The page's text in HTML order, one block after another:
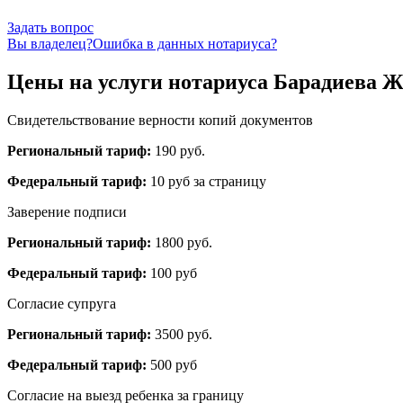
Задать вопрос
Вы владелец?Ошибка в данных нотариуса?
Цены на услуги нотариуса Барадиева
Свидетельствование верности копий документов
Региональный тариф: 190 руб.
Федеральный тариф: 10 руб за страницу
Заверение подписи
Региональный тариф: 1800 руб.
Федеральный тариф: 100 руб
Согласие супруга
Региональный тариф: 3500 руб.
Федеральный тариф: 500 руб
Согласие на выезд ребенка за границу